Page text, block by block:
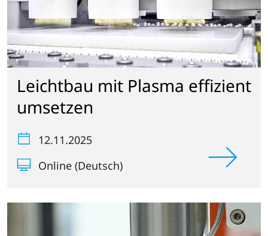
Leichtbau mit Plasma effizient
umsetzen
12.11.2025
Online (Deutsch)